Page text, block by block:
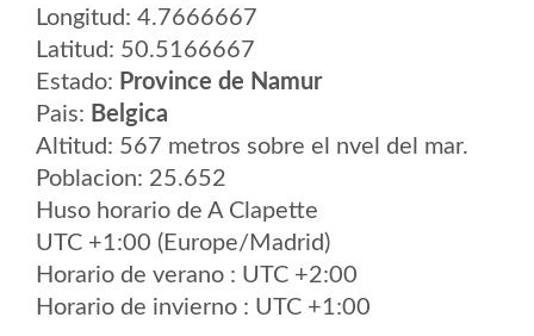
Longitud: 4.7666667
Latitud: 50.5166667
Estado: Province de Namur
Pais: Belgica
Altitud: 567 metros sobre el nvel del mar.
Poblacion: 25.652
Huso horario de A Clapette
UTC +1:00 (Europe/Madrid)
Horario de verano : UTC +2:00
Horario de invierno : UTC +1:00